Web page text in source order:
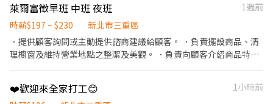
=$224 晚班另有獎金+20=時薪$244 ✅工作地點：(可自選店點) 三重
三民 - 智取店 新北市三重區三民街77號1樓 三重五華 - 智取店 新北
市三重區五華街62之1號1樓 三重正義 - 智取店 新北市三重區正義北
路335號1樓 三重光復 - 智取店 新北市三重區光復路一段21號1樓 三
重慈愛 - 智取店 新北市三重區慈愛街74號1樓 三重雙園 - 智取店 新
北市三重區雙園街124號1樓 ☑️需有機車&駕照 ☑️至少配合四個月以
上 💡皆會提供完整教育訓練＋店面實習，新手也OK！💡 💡員工福
萊爾富徵早班 中班 夜班
1週前
時薪$197 ~ $230
新北市三重區
．提供顧客詢問或主動提供諮商建議給顧客。 ．負責擺設商品、清
理櫥窗及維持營業地點之整潔及美觀。 ．負責向顧客介紹商品特
束營業前，統計銷售情形、盤點貨品存量及撰寫當日業務報表。
❤️歡迎來全家打工😊
1小時前